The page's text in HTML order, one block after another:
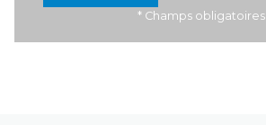
* Champs obligatoires